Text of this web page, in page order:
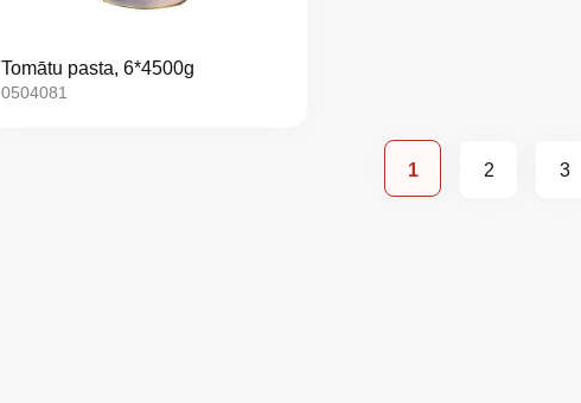
Tomātu pasta, 6*4500g
0504081
Lapa
You're currently
1 Lapa
2 3